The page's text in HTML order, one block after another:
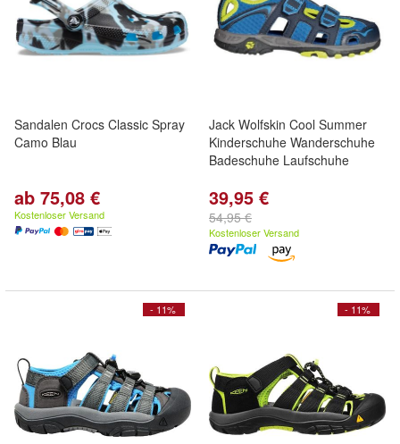
Sandalen Crocs Classic Spray
Camo Blau
ab 75,08 €
Kostenloser Versand
Jack Wolfskin Cool Summer
Kinderschuhe Wanderschuhe
Badeschuhe Laufschuhe
39,95 €
54,95 €
Kostenloser Versand
- 11% - 11%